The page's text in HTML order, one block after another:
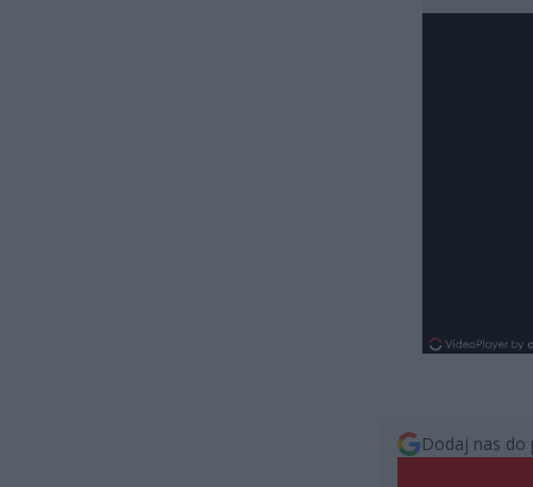
Dodaj nas do